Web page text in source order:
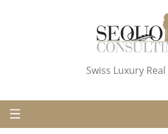
Swiss Luxury